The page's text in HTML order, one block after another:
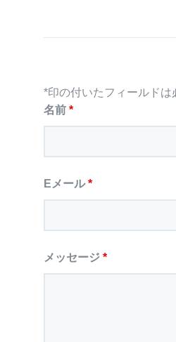
*印の付いたフィールドは
名前 *
Eメール*
メッセージ *